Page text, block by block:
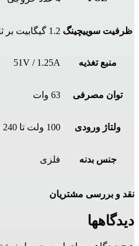
ظرفیت سوییچینگ 1.2 گیگا‌بیت بر ثانیه
منبع تغذیه 51V / 1.25A
توان مصرفی 63 وات
ولتاژ ورودی 100 ولت تا 240 ولت
جنس بدنه فلزی
نقد و بررسی مشتریان
دیدگاهها